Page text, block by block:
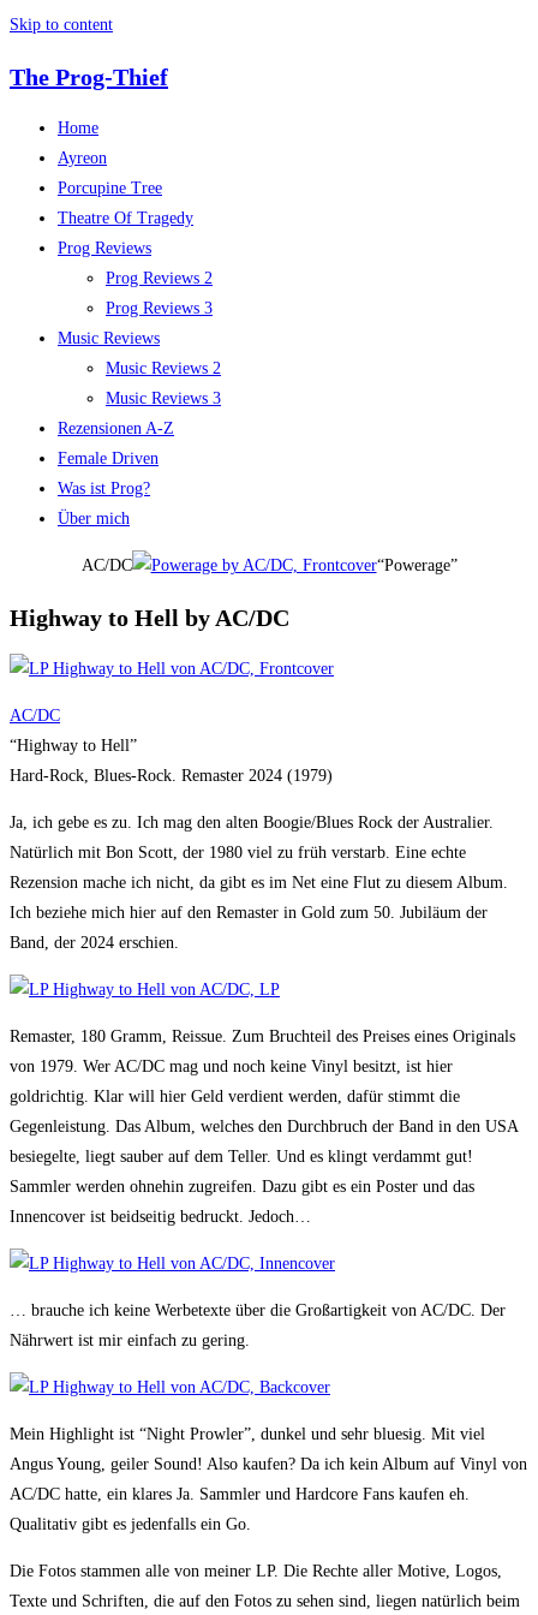
Skip to content
The Prog-Thief
Home
Ayreon
Porcupine Tree
Theatre Of Tragedy
Prog Reviews
Prog Reviews 2
Prog Reviews 3
Music Reviews
Music Reviews 2
Music Reviews 3
Rezensionen A-Z
Female Driven
Was ist Prog?
Über mich
AC/DC “Powerage”
Highway to Hell by AC/DC
AC/DC
“Highway to Hell”
Hard-Rock, Blues-Rock. Remaster 2024 (1979)
Ja, ich gebe es zu. Ich mag den alten Boogie/Blues Rock der Australier.
Natürlich mit Bon Scott, der 1980 viel zu früh verstarb. Eine echte
Rezension mache ich nicht, da gibt es im Net eine Flut zu diesem Album.
Ich beziehe mich hier auf den Remaster in Gold zum 50. Jubiläum der
Band, der 2024 erschien.
Remaster, 180 Gramm, Reissue. Zum Bruchteil des Preises eines Originals
von 1979. Wer AC/DC mag und noch keine Vinyl besitzt, ist hier
goldrichtig. Klar will hier Geld verdient werden, dafür stimmt die
Gegenleistung. Das Album, welches den Durchbruch der Band in den USA
besiegelte, liegt sauber auf dem Teller. Und es klingt verdammt gut!
Sammler werden ohnehin zugreifen. Dazu gibt es ein Poster und das
Innencover ist beidseitig bedruckt. Jedoch…
… brauche ich keine Werbetexte über die Großartigkeit von AC/DC. Der
Nährwert ist mir einfach zu gering.
Mein Highlight ist “Night Prowler”, dunkel und sehr bluesig. Mit viel
Angus Young, geiler Sound! Also kaufen? Da ich kein Album auf Vinyl von
AC/DC hatte, ein klares Ja. Sammler und Hardcore Fans kaufen eh.
Qualitativ gibt es jedenfalls ein Go.
Die Fotos stammen alle von meiner LP. Die Rechte aller Motive, Logos,
Texte und Schriften, die auf den Fotos zu sehen sind, liegen natürlich beim